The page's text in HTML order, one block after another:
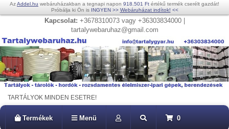
AzAddel.hu webáruházakban a tegnapi napon 918.501 Ft értékű termék cserélt gazdát!
Próbálja ki Ön is INGYEN >> Webáruházat indítok! <<
Kapcsolat: +3678310073 vagy +36303834000 |
tartalywebaruhaz@gmail.com
TARTÁLYOK MINDEN ESETRE!
Termékek Menü 0